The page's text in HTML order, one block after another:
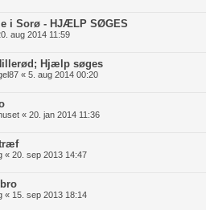
i Sorø - HJÆLP SØGES
aug 2014 11:59
Hjælp søges
« 5. aug 2014 00:20
« 20. jan 2014 11:36
« 20. sep 2013 14:47
« 15. sep 2013 18:14